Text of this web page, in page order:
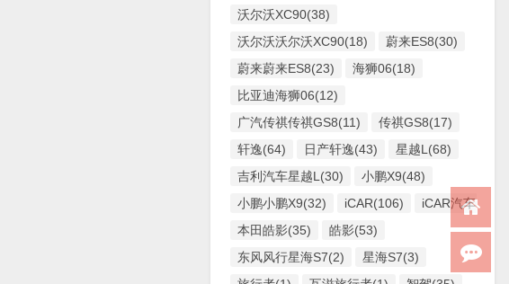
沃尔沃XC90(38)
沃尔沃沃尔沃XC90(18)
蔚来ES8(30)
蔚来蔚来ES8(23)
海狮06(18)
比亚迪海狮06(12)
广汽传祺传祺GS8(11)
传祺GS8(17)
轩逸(64)
日产轩逸(43)
星越L(68)
吉利汽车星越L(30)
小鹏X9(48)
小鹏小鹏X9(32)
iCAR(106)
iCAR汽车
本田皓影(35)
皓影(53)
东风风行星海S7(2)
星海S7(3)